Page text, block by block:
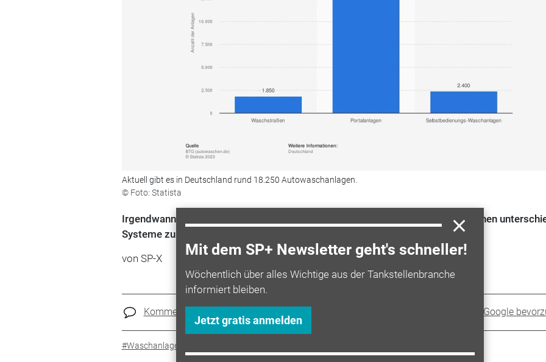
Aktuell gibt es in Deutschland rund 18.250 Autowaschanlagen.
© Foto: Statista
Irgendwann ist das Auto schmutzig und benötigt eine Wäsche. Autofahrer können
Systeme zum Säubern nutzen. Ein System überwiegt.
von SP-X
Kommentare Sprit+ bei Google
#Waschanlage
Mit dem SP+ Newsletter geht's schneller!
Wöchentlich über alles Wichtige aus der Tankstellenbranche
informiert bleiben.
Jetzt gratis anmelden